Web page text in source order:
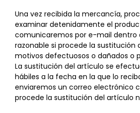
Una vez recibida la mercancía,
examinar detenidamente el
comunicaremos por e-mail dentro
razonable si procede la sustitución
motivos defectuosos o dañados o
La sustitución del artículo se
hábiles a la fecha en la que lo
enviaremos un correo electrónico
procede la sustitución del artículo